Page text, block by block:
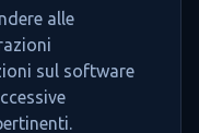
alle
sul software